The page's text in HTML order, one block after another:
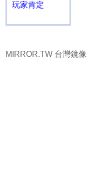
玩家肯定
MIRROR.TW 台灣鏡像